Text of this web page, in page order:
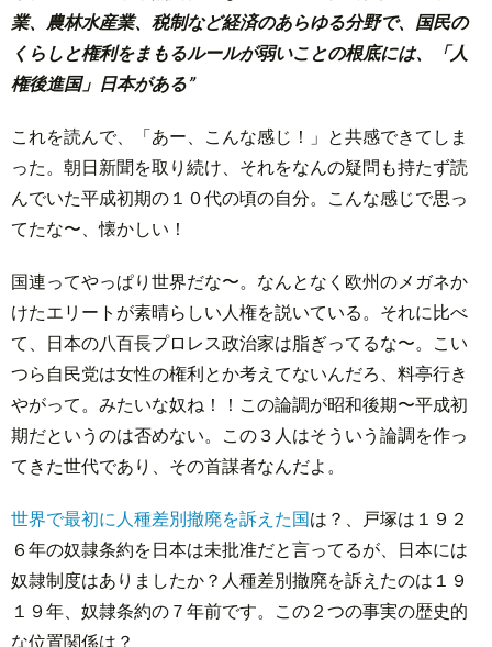
業、農林水産業、税制など経済のあらゆる分野で、国民の
くらしと権利をまもるルールが弱いことの根底には、「人
権後進国」日本がある”
これを読んで、「あー、こんな感じ！」と共感できてしま
った。朝日新聞を取り続け、それをなんの疑問も持たず読
んでいた平成初期の１０代の頃の自分。こんな感じで思っ
てたな〜、懐かしい！
国連ってやっぱり世界だな〜。なんとなく欧州のメガネか
けたエリートが素晴らしい人権を説いている。それに比べ
て、日本の八百長プロレス政治家は脂ぎってるな〜。こい
つら自民党は女性の権利とか考えてないんだろ、料亭行き
やがって。みたいな奴ね！！この論調が昭和後期〜平成初
期だというのは否めない。この３人はそういう論調を作っ
てきた世代であり、その首謀者なんだよ。
世界で最初に人種差別撤廃を訴えた国は？、戸塚は１９２
６年の奴隷条約を日本は未批准だと言ってるが、日本には
奴隷制度はありましたか？人種差別撤廃を訴えたのは１９
１９年、奴隷条約の７年前です。この２つの事実の歴史的
な位置関係は？